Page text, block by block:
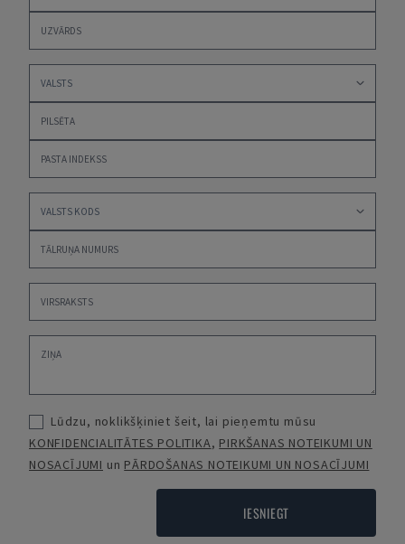
Lūdzu, noklikšķiniet šeit, lai pieņemtu mūsu
KONFIDENCIALITĀTES POLITIKA, PIRKŠANAS NOTEIKUMI UN
NOSACĪJUMI un PĀRDOŠANAS NOTEIKUMI UN NOSACĪJUMI
IESNIEGT